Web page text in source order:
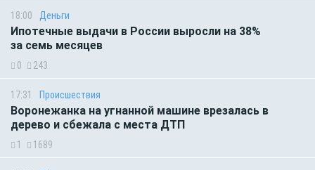
18:00 Деньги
Ипотечные выдачи в России выросли на 38%
за семь месяцев
0 243
17:31 Происшествия
Воронежанка на угнанной машине врезалась в
дерево и сбежала с места ДТП
1 1689